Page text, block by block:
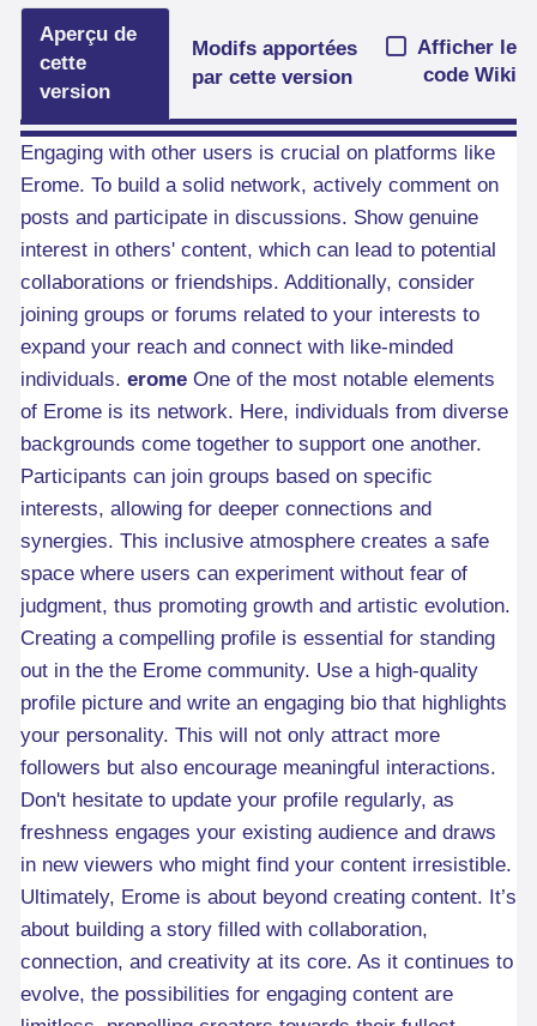
Aperçu de
cette
version
Modifs apportées
par cette version
Afficher le
code Wiki